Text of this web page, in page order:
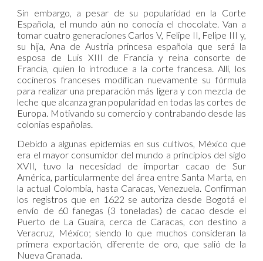
Sin embargo, a pesar de su popularidad en la Corte
Española, el mundo aún no conocía el chocolate. Van a
tomar cuatro generaciones Carlos V, Felipe II, Felipe III y,
su hija, Ana de Austria princesa española que será la
esposa de Luis XIII de Francia y reina consorte de
Francia, quien lo introduce a la corte francesa. Allí, los
cocineros franceses modifican nuevamente su fórmula
para realizar una preparación más ligera y con mezcla de
leche que alcanza gran popularidad en todas las cortes de
Europa. Motivando su comercio y contrabando desde las
colonias españolas.
Debido a algunas epidemias en sus cultivos, México que
era el mayor consumidor del mundo a principios del siglo
XVII, tuvo la necesidad de importar cacao de Sur
América, particularmente del área entre Santa Marta, en
la actual Colombia, hasta Caracas, Venezuela. Confirman
los registros que en 1622 se autoriza desde Bogotá el
envío de 60 fanegas (3 toneladas) de cacao desde el
Puerto de La Guaira, cerca de Caracas, con destino a
Veracruz, México; siendo lo que muchos consideran la
primera exportación, diferente de oro, que salió de la
Nueva Granada.